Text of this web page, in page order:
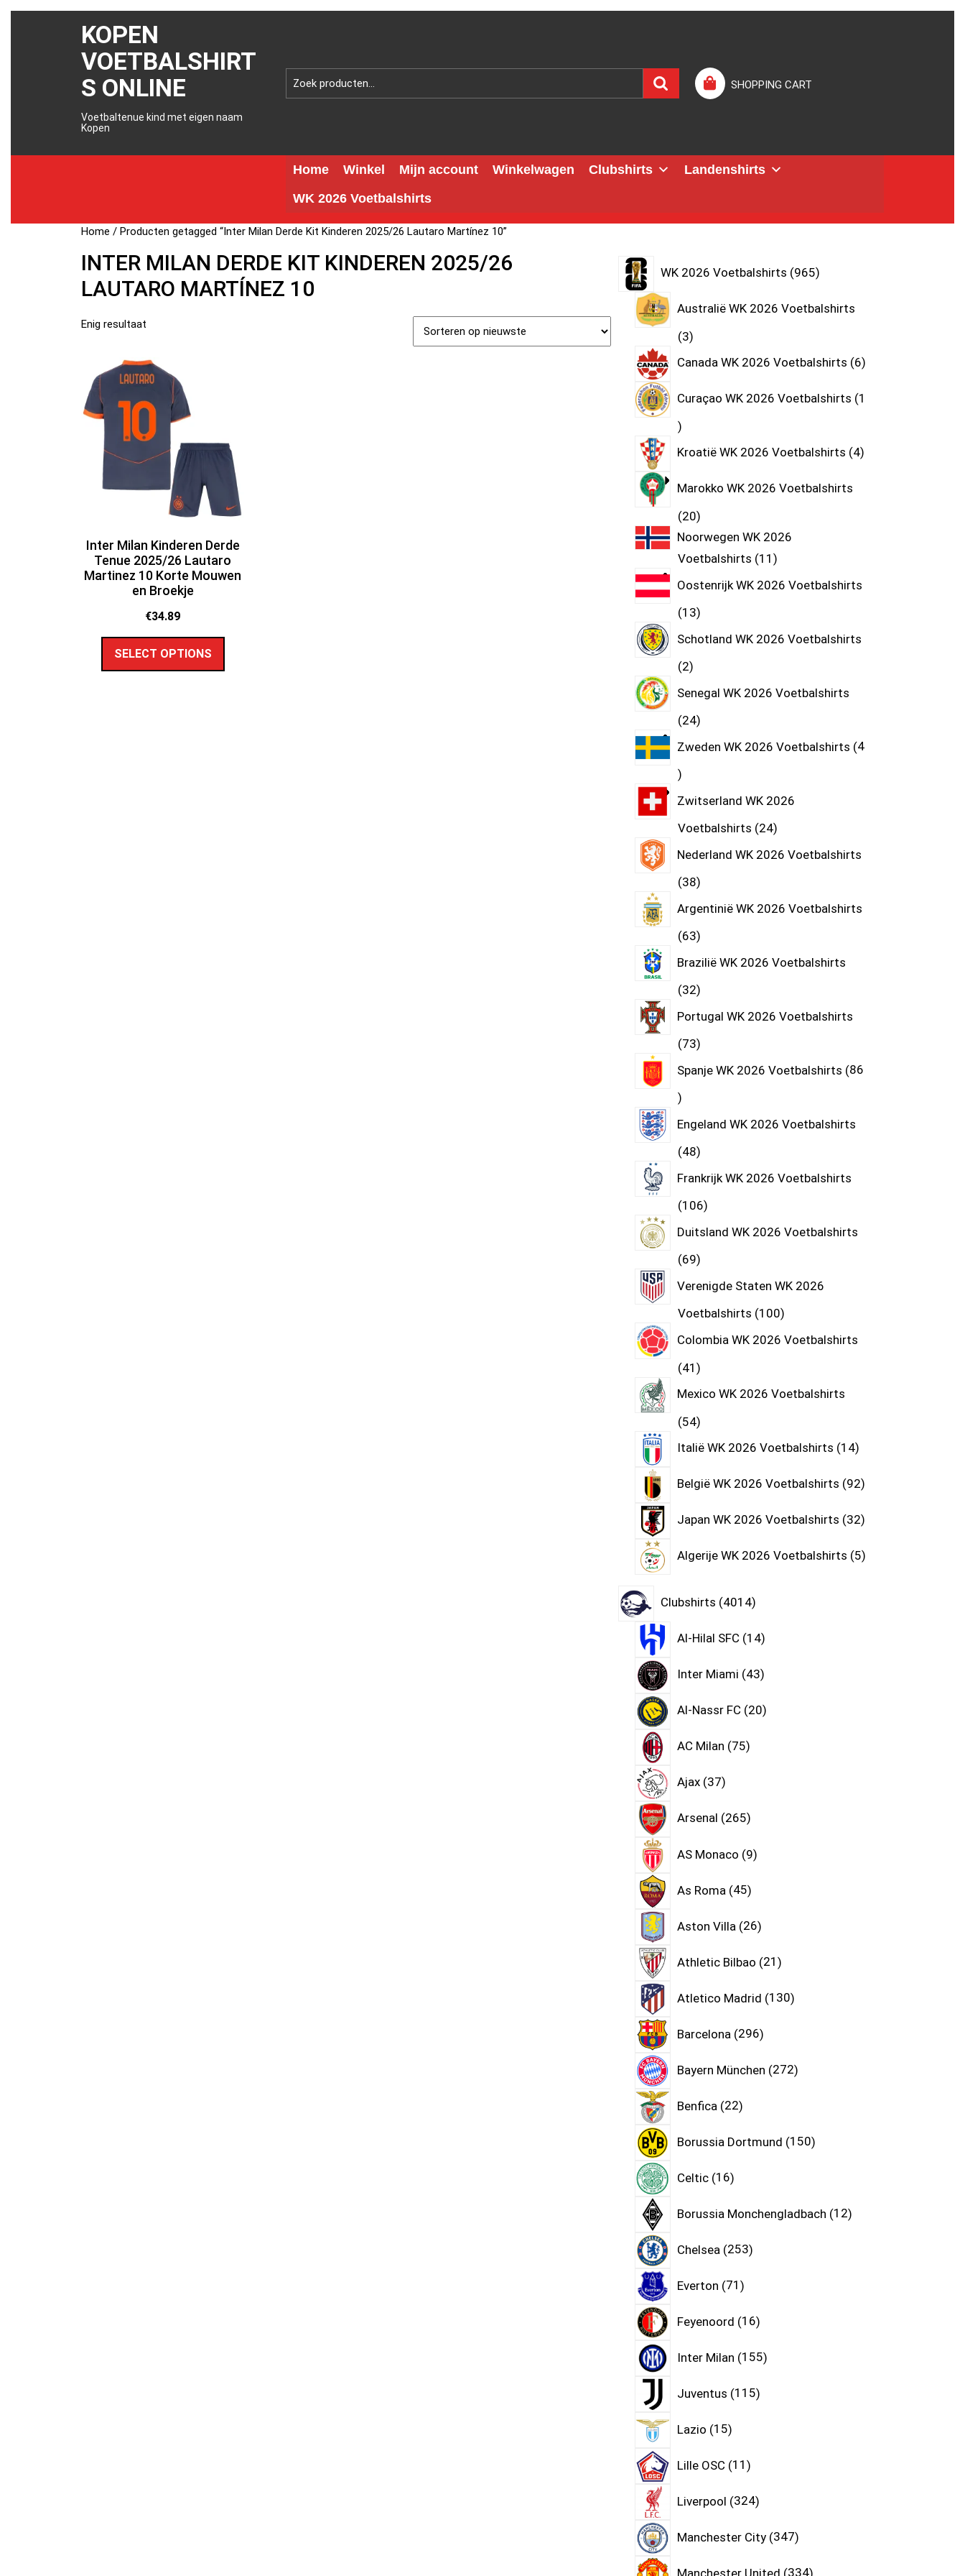
KOPEN
VOETBALSHIRT
S ONLINE
Voetbaltenue kind met eigen naam
Kopen
SHOPPING CART
Home Winkel Mijn account Winkelwagen Clubshirts
Landenshirts
WK 2026 Voetbalshirts
Home / Producten getagged “Inter Milan Derde Kit Kinderen 2025/26 Lautaro Martínez 10”
INTER MILAN DERDE KIT KINDEREN 2025/26
LAUTARO MARTÍNEZ 10
Enig resultaat
Inter Milan Kinderen Derde
Tenue 2025/26 Lautaro
Martinez 10 Korte Mouwen
en Broekje
€34.89
SELECT OPTIONS
WK 2026 Voetbalshirts 965
Australië WK 2026 Voetbalshirts
3
Canada WK 2026 Voetbalshirts 6
Curaçao WK 2026 Voetbalshirts 1
Kroatië WK 2026 Voetbalshirts 4
Marokko WK 2026 Voetbalshirts
20
Noorwegen WK 2026
Voetbalshirts 11
Oostenrijk WK 2026 Voetbalshirts
13
Schotland WK 2026 Voetbalshirts
2
Senegal WK 2026 Voetbalshirts
24
Zweden WK 2026 Voetbalshirts 4
Zwitserland WK 2026
Voetbalshirts 24
Nederland WK 2026 Voetbalshirts
38
Argentinië WK 2026 Voetbalshirts
63
Brazilië WK 2026 Voetbalshirts
32
Portugal WK 2026 Voetbalshirts
73
Spanje WK 2026 Voetbalshirts 86
Engeland WK 2026 Voetbalshirts
48
Frankrijk WK 2026 Voetbalshirts
106
Duitsland WK 2026 Voetbalshirts
69
Verenigde Staten WK 2026
Voetbalshirts 100
Colombia WK 2026 Voetbalshirts
41
Mexico WK 2026 Voetbalshirts
54
Italië WK 2026 Voetbalshirts 14
België WK 2026 Voetbalshirts 92
Japan WK 2026 Voetbalshirts 32
Algerije WK 2026 Voetbalshirts 5
Clubshirts 4014
Al-Hilal SFC 14
Inter Miami 43
Al-Nassr FC 20
AC Milan 75
Ajax 37
Arsenal 265
AS Monaco 9
As Roma 45
Aston Villa 26
Athletic Bilbao 21
Atletico Madrid 130
Barcelona 296
Bayern München 272
Benfica 22
Borussia Dortmund 150
Celtic 16
Borussia Monchengladbach 12
Chelsea 253
Everton 71
Feyenoord 16
Inter Milan 155
Juventus 115
Lazio 15
Lille OSC 11
Liverpool 324
Manchester City 347
Manchester United 334